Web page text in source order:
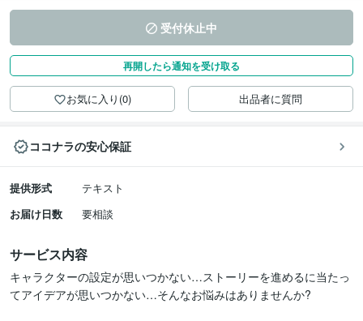
受付休止中
再開したら通知を受け取る
お気に入り(0) 出品者に質問
ココナラの安心保証
提供形式
テキスト
お届け日数
要相談
サービス内容
キャラクターの設定が思いつかない…ストーリーを進めるに当たっ
てアイデアが思いつかない…そんなお悩みはありませんか?